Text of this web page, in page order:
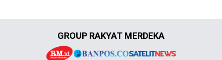
GROUP RAKYAT MERDEKA